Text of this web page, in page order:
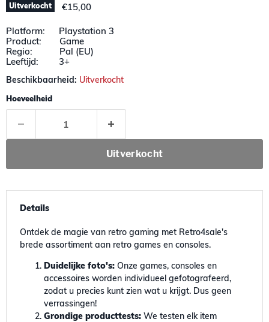
Uitverkocht Huidige prijs
€15,00
Platform: Playstation 3
Product: Game
Regio: Pal (EU)
Leeftijd: 3+
Beschikbaarheid: Uitverkocht
Hoeveelheid
Uitverkocht
Details
Ontdek de magie van retro gaming met Retro4sale's
brede assortiment aan retro games en consoles.
Duidelijke foto's:Onze games, consoles en
accessoires worden individueel gefotografeerd,
zodat u precies kunt zien wat u krijgt. Dus geen
verrassingen!
Grondige producttests:We testen elk item